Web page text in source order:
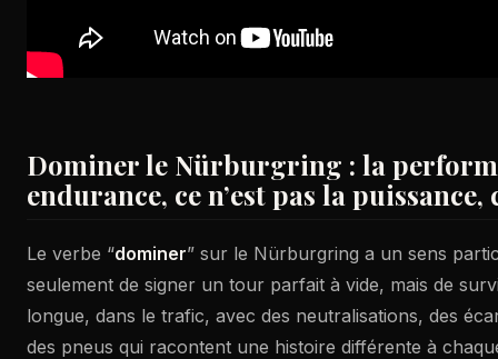
Dominer le Nürburgring : la
endurance, ce n’est pas la puissance,
Le verbe “dominer” sur le Nürburgring a un sens
seulement de signer un tour parfait à vide, mais de
longue, dans le trafic, avec des neutralisations, des
des pneus qui racontent une histoire différente à